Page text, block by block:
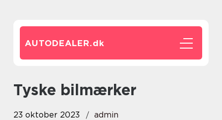
AUTODEALER.dk
tyske bilmærker
23 oktober 2023 admin